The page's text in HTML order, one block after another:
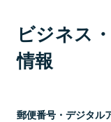
ビジネス
情報
郵便番号・デジタル